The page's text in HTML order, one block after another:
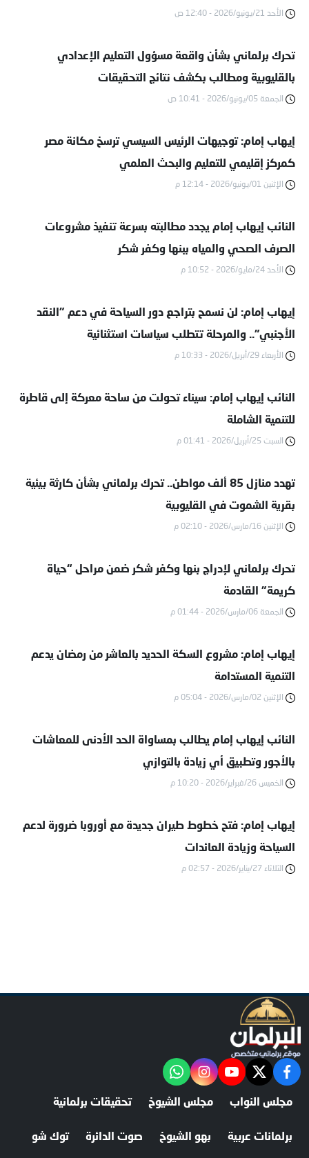
الأحد 21/يونيو/2026 - 12:40 ص
تحرك برلماني بشأن واقعة مسؤول التعليم الإعدادي
بالقليوبية ومطالب بكشف نتائج التحقيقات
الجمعة 05/يونيو/2026 - 10:41 ص
إيهاب إمام: توجيهات الرئيس السيسي ترسخ مكانة مصر
كمركز إقليمي للتعليم والبحث العلمي
الإثنين 01/يونيو/2026 - 12:14 م
النائب إيهاب إمام يجدد مطالبته بسرعة تنفيذ مشروعات
الصرف الصحي والمياه ببنها وكفر شكر
الأحد 24/مايو/2026 - 10:52 م
إيهاب إمام: لن نسمح بتراجع دور السياحة في دعم "النقد
الأجنبي".. والمرحلة تتطلب سياسات استثنائية
الأربعاء 29/أبريل/2026 - 10:33 م
النائب إيهاب إمام: سيناء تحولت من ساحة معركة إلى قاطرة
للتنمية الشاملة
السبت 25/أبريل/2026 - 01:41 م
تهدد منازل 85 ألف مواطن.. تحرك برلماني بشأن كارثة بيئية
بقرية الشموت في القليوبية
الإثنين 16/مارس/2026 - 02:10 م
تحرك برلماني لإدراج بنها وكفر شكر ضمن مراحل “حياة
كريمة” القادمة
الجمعة 06/مارس/2026 - 01:44 م
إيهاب إمام: مشروع السكة الحديد بالعاشر من رمضان يدعم
التنمية المستدامة
الإثنين 02/مارس/2026 - 05:04 م
النائب إيهاب إمام يطالب بمساواة الحد الأدنى للمعاشات
بالأجور وتطبيق أي زيادة بالتوازي
الخميس 26/فبراير/2026 - 10:20 م
إيهاب إمام: فتح خطوط طيران جديدة مع أوروبا ضرورة لدعم
السياحة وزيادة العائدات
الثلاثاء 27/يناير/2026 - 02:57 م
facebook
twitter
youtube
instagram
"‎Follow the آخر خبر channel on WhatsApp:
مجلس النواب مجلس الشيوخ تحقيقات برلمانية
برلمانات عربية بهو الشيوخ صوت الدائرة توك شو